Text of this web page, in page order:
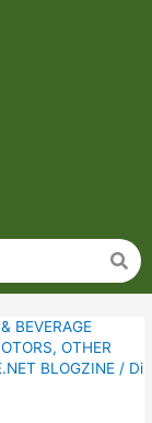
BEVERAGE
,OTHER
BLOGZINE / Di